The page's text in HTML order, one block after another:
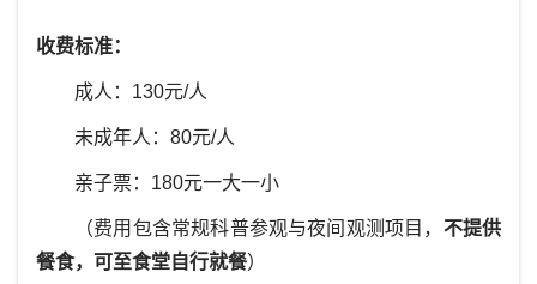
收费标准：
成人： 130元/人
未成年人：80元/人
亲子票：180元一大一小
（费用包含常规科普参观与夜间观测项目， 不提供
餐食，可至食堂自行就餐）